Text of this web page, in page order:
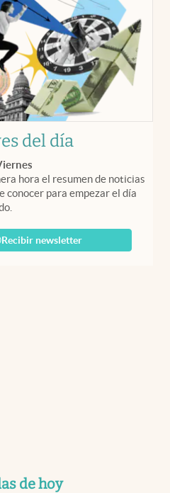
del día
hora el resumen de noticias
conocer para empezar el día
Recibir newsletter
de hoy